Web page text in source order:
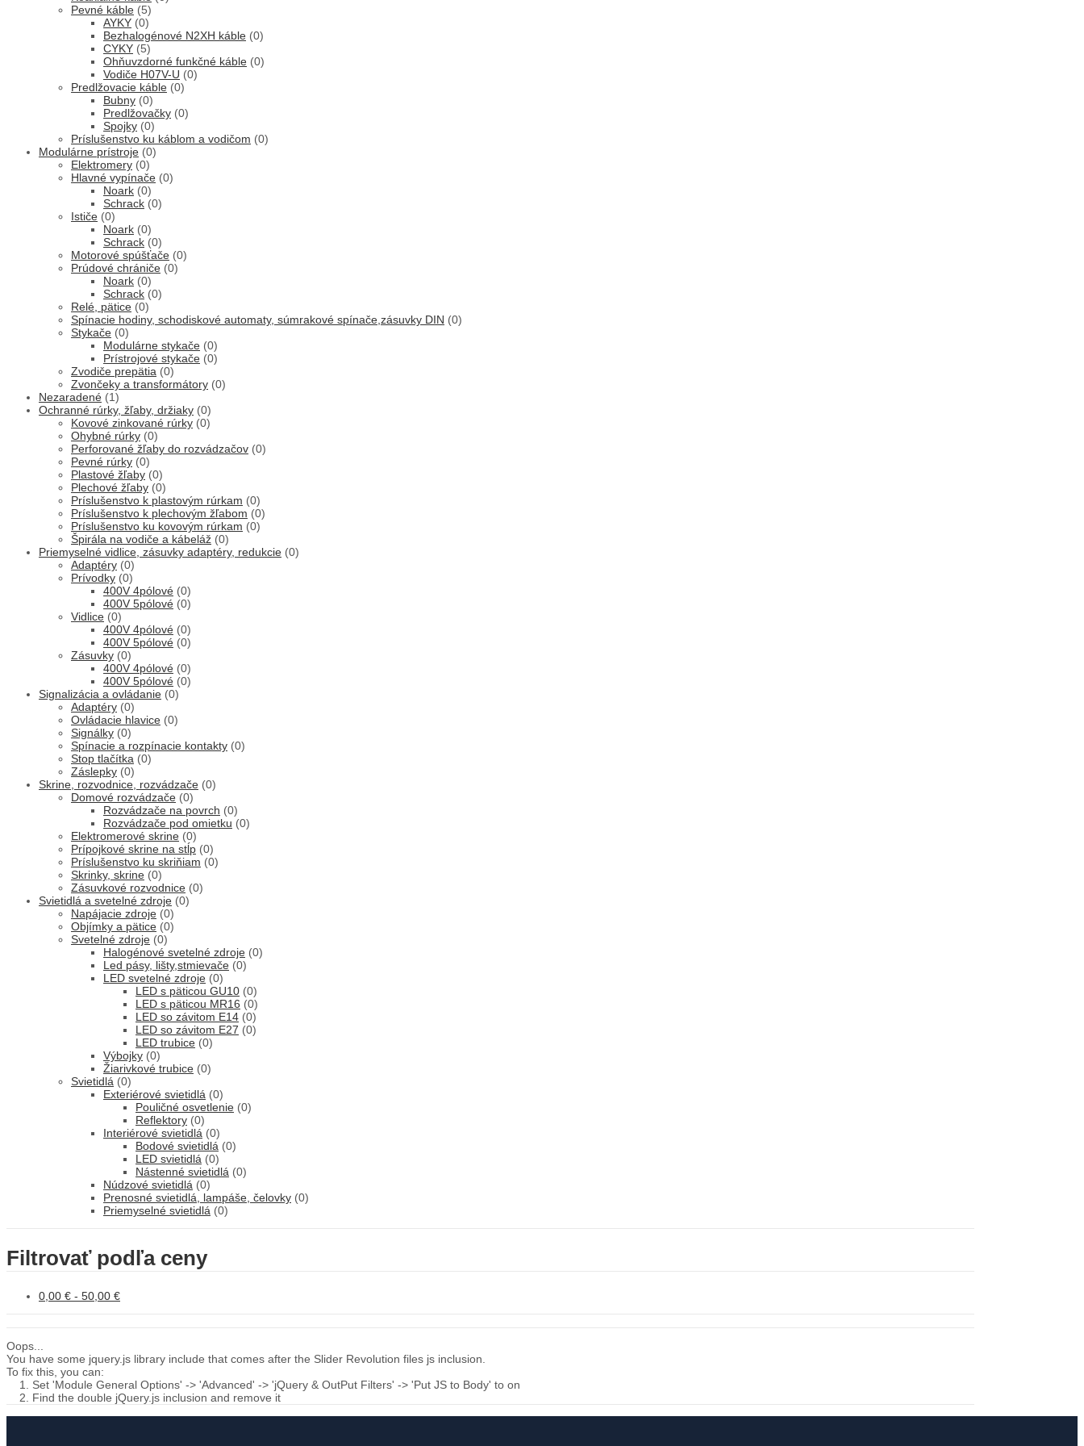
Pevné káble (5)
AYKY (0)
Bezhalogénové N2XH káble (0)
CYKY (5)
Ohňuvzdorné funkčné káble (0)
Vodiče H07V-U (0)
Predlžovacie káble (0)
Bubny (0)
Predlžovačky (0)
Spojky (0)
Príslušenstvo ku káblom a vodičom (0)
Modulárne prístroje (0)
Elektromery (0)
Hlavné vypínače (0)
Noark (0)
Schrack (0)
Ističe (0)
Noark (0)
Schrack (0)
Motorové spúšťače (0)
Prúdové chrániče (0)
Noark (0)
Schrack (0)
Relé, pätice (0)
Spínacie hodiny, schodiskové automaty, súmrakové spínače,zásuvky DIN (0)
Stykače (0)
Modulárne stykače (0)
Prístrojové stykače (0)
Zvodiče prepätia (0)
Zvončeky a transformátory (0)
Nezaradené (1)
Ochranné rúrky, žľaby, držiaky (0)
Kovové zinkované rúrky (0)
Ohybné rúrky (0)
Perforované žľaby do rozvádzačov (0)
Pevné rúrky (0)
Plastové žľaby (0)
Plechové žľaby (0)
Príslušenstvo k plastovým rúrkam (0)
Príslušenstvo k plechovým žľabom (0)
Príslušenstvo ku kovovým rúrkam (0)
Špirála na vodiče a kábeláž (0)
Priemyselné vidlice, zásuvky adaptéry, redukcie (0)
Adaptéry (0)
Prívodky (0)
400V 4pólové (0)
400V 5pólové (0)
Vidlice (0)
400V 4pólové (0)
400V 5pólové (0)
Zásuvky (0)
400V 4pólové (0)
400V 5pólové (0)
Signalizácia a ovládanie (0)
Adaptéry (0)
Ovládacie hlavice (0)
Signálky (0)
Spínacie a rozpínacie kontakty (0)
Stop tlačítka (0)
Záslepky (0)
Skrine, rozvodnice, rozvádzače (0)
Domové rozvádzače (0)
Rozvádzače na povrch (0)
Rozvádzače pod omietku (0)
Elektromerové skrine (0)
Prípojkové skrine na stĺp (0)
Príslušenstvo ku skriňiam (0)
Skrinky, skrine (0)
Zásuvkové rozvodnice (0)
Svietidlá a svetelné zdroje (0)
Napájacie zdroje (0)
Objímky a pätice (0)
Svetelné zdroje (0)
Halogénové svetelné zdroje (0)
Led pásy, lišty,stmievače (0)
LED svetelné zdroje (0)
LED s päticou GU10 (0)
LED s päticou MR16 (0)
LED so závitom E14 (0)
LED so závitom E27 (0)
LED trubice (0)
Výbojky (0)
Žiarivkové trubice (0)
Svietidlá (0)
Exteriérové svietidlá (0)
Pouličné osvetlenie (0)
Reflektory (0)
Interiérové svietidlá (0)
Bodové svietidlá (0)
LED svietidlá (0)
Nástenné svietidlá (0)
Núdzové svietidlá (0)
Prenosné svietidlá, lampáše, čelovky (0)
Priemyselné svietidlá (0)
Filtrovať podľa ceny
0,00 € - 50,00 €
Oops...
You have some jquery.js library include that comes after the Slider Revolution files js inclusion.
To fix this, you can:
1. Set 'Module General Options' -> 'Advanced' -> 'jQuery & OutPut Filters' -> 'Put JS to Body' to on
2. Find the double jQuery.js inclusion and remove it